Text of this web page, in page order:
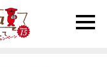
toggle